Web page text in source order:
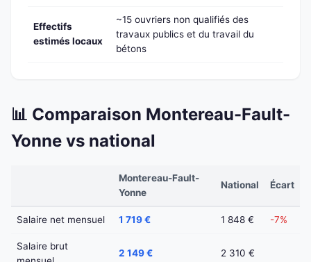
Effectifs
estimés locaux
~15 ouvriers non qualifiés des
travaux publics et du travail du
bétons
📊 Comparaison Montereau-Fault-
Yonne vs national
Montereau-Fault-
Yonne
National Écart
Salaire net mensuel 1 719 € 1 848 € -7%
Salaire brut
2 149 € 2 310 €